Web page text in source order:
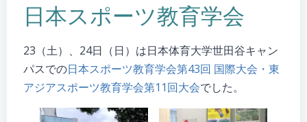
日本スポーツ教育学会
23（土）、24日（日）は日本体育大学世田谷キャン
パスでの日本スポーツ教育学会第43回 国際大会・東
アジアスポーツ教育学会第11回大会でした。